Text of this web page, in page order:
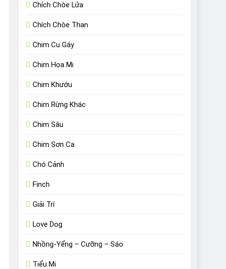
Chích Chòe Lửa
Chích Chòe Than
Chim Cu Gáy
Chim Họa Mi
Chim Khướu
Chim Rừng Khác
Chim Sâu
Chim Sơn Ca
Chó Cảnh
Finch
Giải Trí
Love Dog
Nhồng-Yểng – Cưỡng – Sáo
Tiểu Mi